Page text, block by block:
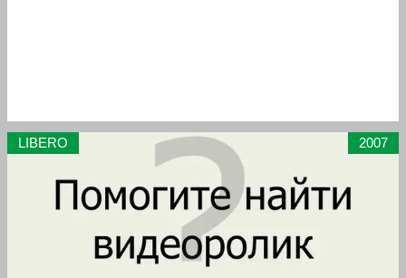
LIBERO 2007